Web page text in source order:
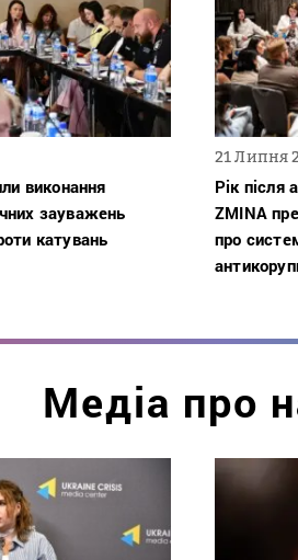
виконання
зауважень
катувань
21 Липня
Рік
ZMINA
про
Медіа про